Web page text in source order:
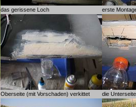
das gerissene Loch erste
Oberseite (mit Vorschaden) verkittet die